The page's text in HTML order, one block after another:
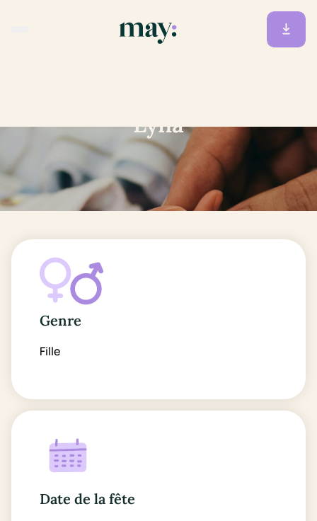
Lyna
Genre
Fille
Date de la fête